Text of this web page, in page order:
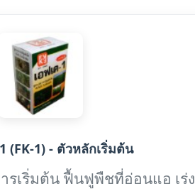
1 (FK-1) - ตัวหลักเริ่มต้น
รเริ่มต้น ฟื้นฟูพืชที่อ่อนแอ เร่ง